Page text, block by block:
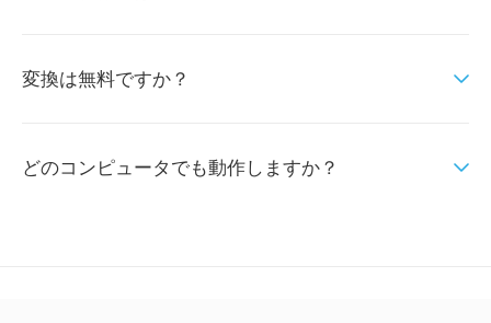
変換は無料ですか？
どのコンピュータでも動作しますか？